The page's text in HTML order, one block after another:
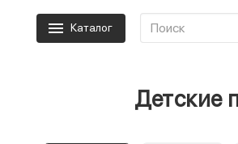
Каталог
Детские